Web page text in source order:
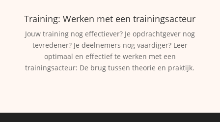
Training: Werken met een trainingsacteur
Jouw training nog effectiever? Je opdrachtgever nog
tevredener? Je deelnemers nog vaardiger? Leer
optimaal en effectief te werken met een
trainingsacteur: De brug tussen theorie en praktijk.